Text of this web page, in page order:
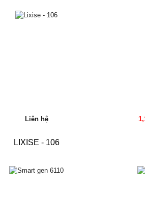
Liên hệ
LIXISE - 106